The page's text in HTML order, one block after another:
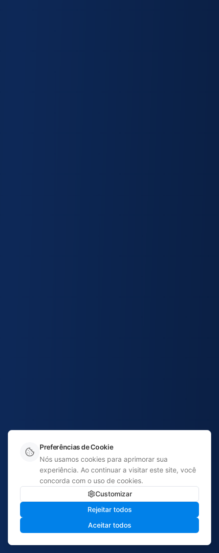
Preferências de Cookie
Nós usamos cookies para aprimorar sua
experiência. Ao continuar a visitar este site, você
concorda com o uso de cookies.
Customizar
Rejeitar todos
Aceitar todos